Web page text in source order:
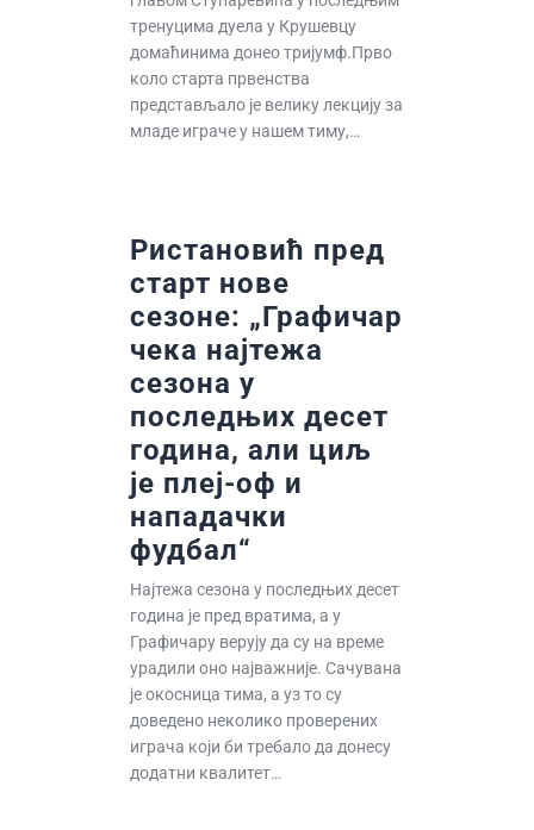
тренуцима дуела у Крушевцу
домаћинима донео тријумф.Прво
коло старта првенства
представљало је велику лекцију за
младе играче у нашем тиму,…
Ристановић пред
старт нове
сезоне: „Графичар
чека најтежа
сезона у
последњих десет
година, али циљ
је плеј-оф и
нападачки
фудбал“
Најтежа сезона у последњих десет
година је пред вратима, а у
Графичару верују да су на време
урадили оно најважније. Сачувана
је окосница тима, а уз то су
доведено неколико проверених
играча који би требало да донесу
додатни квалитет…